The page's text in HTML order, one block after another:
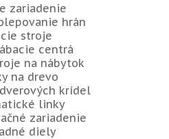
zariadenie
hrán
stroje
centrá
na nábytok
na drevo
krídel
linky
zariadenie
diely